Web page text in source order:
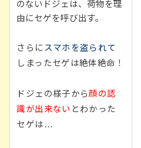
のないドジェは、荷物を理
由にセゲを呼び出す。
さらに スマホを盗られて
しまったセゲは絶体絶命！
ドジェの様子から顔の認
識が出来ない とわかった
セゲは…